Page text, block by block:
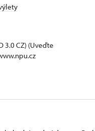
3.0 CZ) (Uveďte